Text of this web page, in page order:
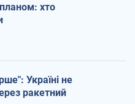
хто
Україні не
ракетний